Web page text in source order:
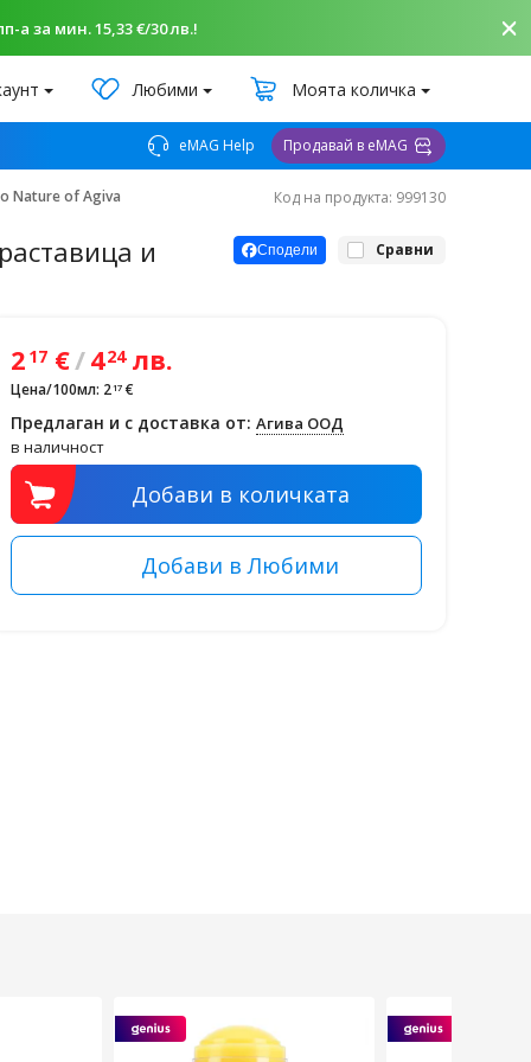
а за мин. 15,33 €/30 лв.!
Любими Моята количка
eMAG Help Продавай в eMAG
Nature of Agiva Код на продукта: 999130
и Сподели Сравни
2 17 €/424 лв.
Цена/100мл: 217 €
Предлаган и с доставка от:Агива ООД
в наличност
Добави в количката